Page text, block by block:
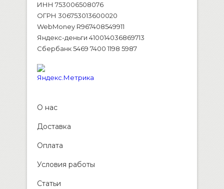
ИНН 753006508076
ОГРН 306753013600020
WebMoney R967408549911
Яндекс-деньги 410014036869713
Сбербанк 5469 7400 1198 5987
О нас
Доставка
Оплата
Условия работы
Статьи